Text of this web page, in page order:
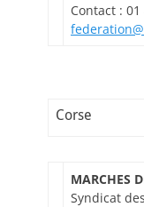
Contact :
Corse
MARCHES
Syndicat